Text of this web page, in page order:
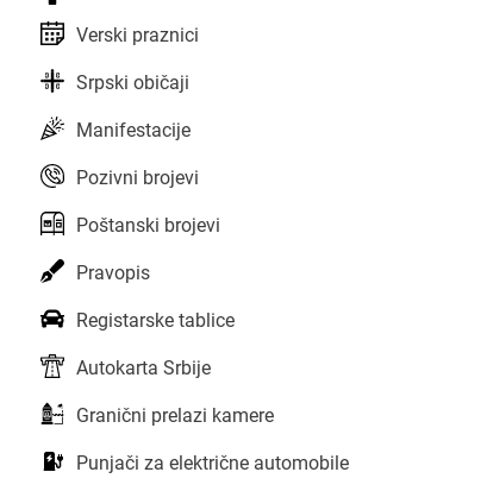
Verski praznici
Srpski običaji
Manifestacije
Pozivni brojevi
Poštanski brojevi
Pravopis
Registarske tablice
Autokarta Srbije
Granični prelazi kamere
Punjači za električne automobile